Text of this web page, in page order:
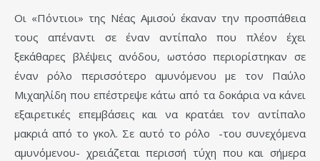
Οι «Πόντιοι» της Νέας Αμισού έκαναν την προσπάθεια
τους απέναντι σε έναν αντίπαλο που πλέον έχει
ξεκάθαρες βλέψεις ανόδου, ωστόσο περιορίστηκαν σε
έναν ρόλο περισσότερο αμυνόμενου με τον Παύλο
Μιχαηλίδη που επέστρεψε κάτω από τα δοκάρια να κάνει
εξαιρετικές επεμβάσεις και να κρατάει τον αντίπαλο
μακριά από το γκολ. Σε αυτό το ρόλο -του συνεχόμενα
αμυνόμενου- χρειάζεται περισσή τύχη που και σήμερα